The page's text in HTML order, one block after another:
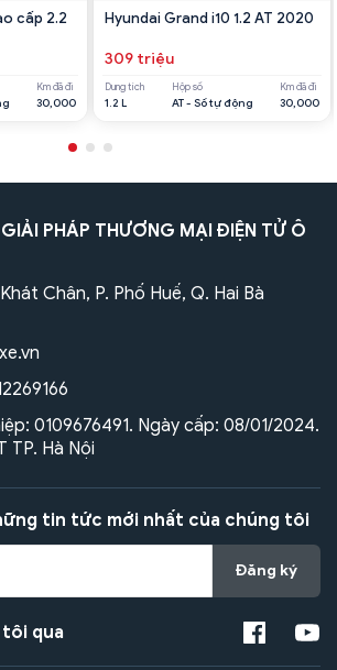
cấp 2.2
Km đã đi
30,000
Hyundai Grand i10 1.2 AT 2020
309 triệu
Dung tích
1.2 L
Hộp số
AT - Số tự động
Km đã đi
30,000
PHÁP THƯƠNG MẠI ĐIỆN TỬ Ô
Chân, P. Phố Huế, Q. Hai Bà
0109676491. Ngày cấp: 08/01/2024.
TP. Hà Nội
tin tức mới nhất của chúng tôi
Đăng ký
qua